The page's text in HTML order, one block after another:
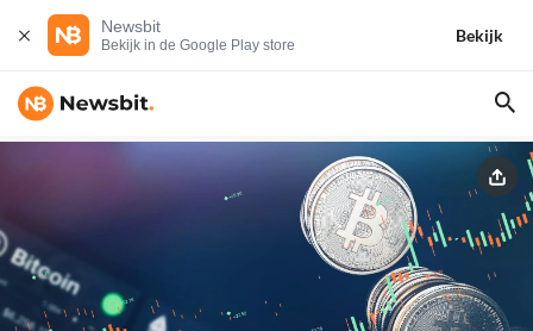
Newsbit
Bekijk in de Google Play store
Bekijk